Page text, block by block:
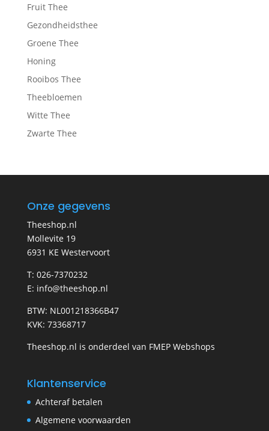
Fruit Thee
Gezondheidsthee
Groene Thee
Honing
Rooibos Thee
Theebloemen
Witte Thee
Zwarte Thee
Onze gegevens
Theeshop.nl
Mollevite 19
6931 KE Westervoort
T: 026-7370232
E: info@theeshop.nl
BTW: NL001218366B47
KVK: 73368717
Theeshop.nl is onderdeel van FMEP Webshops
Klantenservice
Achteraf betalen
Algemene voorwaarden